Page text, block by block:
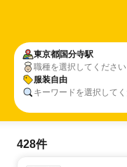
東京都 国分寺駅
職種を選択してください
服装自由
キーワードを選択して
428件